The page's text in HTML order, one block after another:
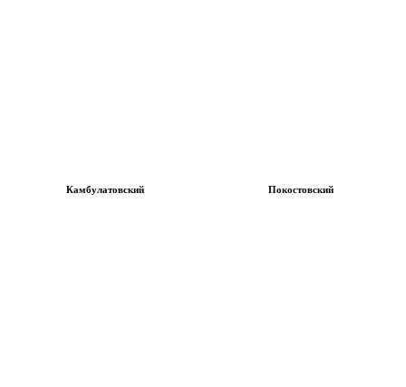
Камбулатовский Покостовский